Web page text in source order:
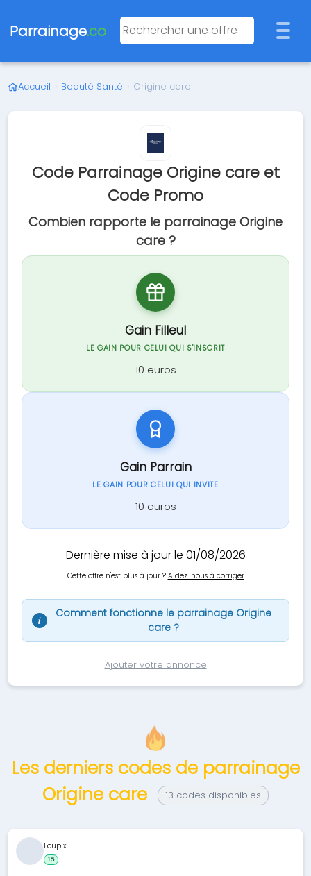
Parrainage.co
Accueil › Beauté Santé › Origine care
Code Parrainage Origine care et
Code Promo
Combien rapporte le parrainage Origine
care ?
Gain Filleul
LE GAIN POUR CELUI QUI S'INSCRIT
10 euros
Gain Parrain
LE GAIN POUR CELUI QUI INVITE
10 euros
Dernière mise à jour le 01/08/2026
Cette offre n'est plus à jour ? Aidez-nous à corriger
i
Comment fonctionne le parrainage Origine
care ?
Ajouter votre annonce
Les derniers codes de parrainage
Origine care
13 codes disponibles
Loupix
15